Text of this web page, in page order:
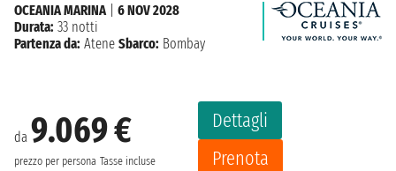
da 9.069 €
prezzo per persona Tasse incluse
Dettagli
Prenota
OCEANIA MARINA
6 NOV 2028
Durata: 33 notti
Partenza da: Atene Sbarco: Bombay